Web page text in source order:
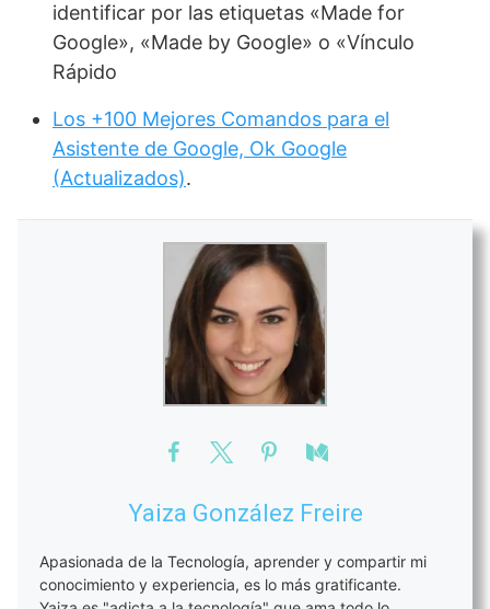
identificar por las etiquetas «Made for
Google», «Made by Google» o «Vínculo
Rápido
Los +100 Mejores Comandos para el
Asistente de Google, Ok Google
(Actualizados).
Yaiza González Freire
Apasionada de la Tecnología, aprender y compartir mi
conocimiento y experiencia, es lo más gratificante.